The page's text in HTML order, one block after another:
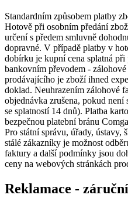
Standardním způsobem platby
Hotově při osobním předání
určení s předem smluvně
dopravné. V případě platby v
dobírku je kupní cena splatná
bankovním převodem -
prodávajícího je zboží ihned
doklad. Neuhrazením zálohové
objednávka zrušena, pokud
se splatností 14 dnů). Platba
bezpečnou platební bránu
Pro státní správu, úřady, ústavy,
stálé zákazníky je možnost
faktury a další podmínky jsou
ceny na webových stránkách
Reklamace -